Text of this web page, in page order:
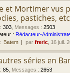
et Mortimer vus
pastiches,
: 303 Messages : 2503
: Rédacteur-
Batem par freric , 16 juil.
séries en
: 85 Messages : 2653